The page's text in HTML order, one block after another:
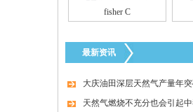
fisher C
最新资讯
大庆油田深层天然气产量年
天然气燃烧不充分也会引起